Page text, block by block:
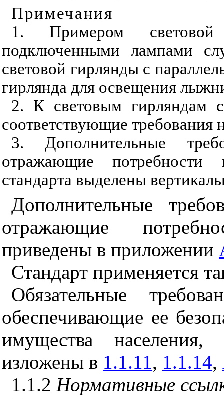
Примечания
1. Примером световой
подключенными лампами
световой гирлянды с
гирлянда для освещения
2. К световым гирляндам
соответствующие требования
3. Дополнительные
отражающие потребности
стандарта выделены
Дополнительные
отражающие
приведены в приложении
Стандарт применяется
Обязательные
обеспечивающие ее
имущества
изложены в 1.1.11, 1.1.14,
1.1.2 Нормативные